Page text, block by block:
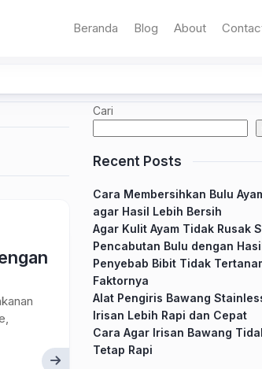
Beranda Blog About
Cari
Recent Posts
Cara Membersihkan Bulu
agar Hasil Lebih Bersih
Agar Kulit Ayam Tidak Rusak
Pencabutan Bulu dengan
Penyebab Bibit Tidak
Faktornya
Alat Pengiris Bawang
Irisan Lebih Rapi dan Cepat
Cara Agar Irisan Bawang
Tetap Rapi